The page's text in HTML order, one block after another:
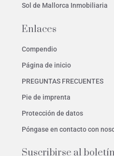
Sol de Mallorca Inmobiliaria
Enlaces
Compendio
Página de inicio
PREGUNTAS FRECUENTES
Pie de imprenta
Protección de datos
Póngase en contacto con
Suscribirse al